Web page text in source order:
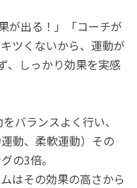
が出る！」「コーチが
ツくないから、運動が
、しっかり効果を実感
バランスよく行い、
動、柔軟運動）その
の3倍。
はその効果の高さから